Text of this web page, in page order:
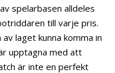
spelarbasen alldeles
till varje pris.
laget kunna komma in
upptagna med att
är inte en perfekt